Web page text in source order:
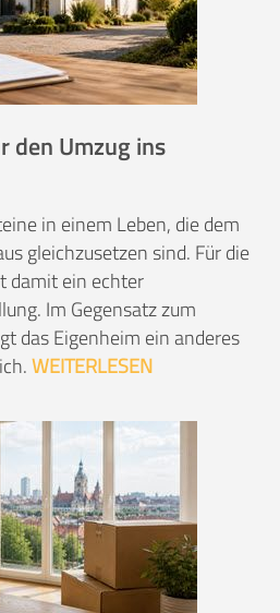
den Umzug ins
in einem Leben, die dem
gleichzusetzen sind. Für die
damit ein echter
Im Gegensatz zum
das Eigenheim ein anderes
WEITERLESEN